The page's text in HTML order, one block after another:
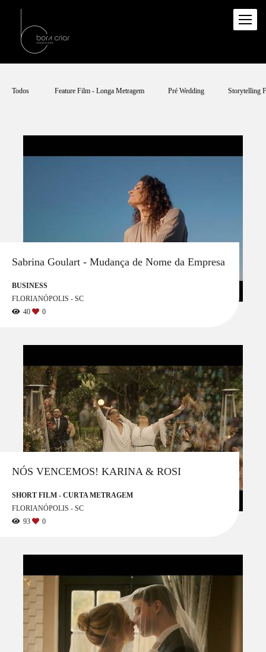
Todos Feature Film - Longa Metragem Pré Wedding Storytelling
Sabrina Goulart - Mudança de Nome da Empresa
BUSINESS
FLORIANÓPOLIS - SC
40
0
NÓS VENCEMOS! KARINA & ROSI
SHORT FILM - CURTA METRAGEM
FLORIANÓPOLIS - SC
93
0